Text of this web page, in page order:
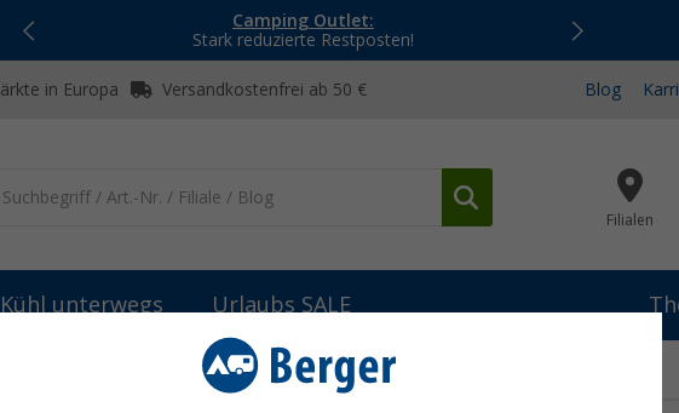
Camping Outlet:
Stark reduzierte Restposten!
in Europa Versandkostenfrei ab 50 € Blog
Filialen
Kühl unterwegs Urlaubs SALE
Fahrzeugbeleuchtung außen Jokon LED Begrenzungsleuchte